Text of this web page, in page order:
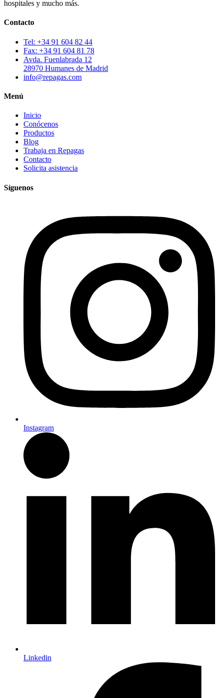
hospitales y mucho más.
Contacto
Tel: +34 91 604 82 44
Fax: +34 91 604 81 78
Avda. Fuenlabrada 12
28970 Humanes de Madrid
info@repagas.com
Menú
Inicio
Conócenos
Productos
Blog
Trabaja en Repagas
Contacto
Solicita asistencia
Síguenos
Instagram
Linkedin